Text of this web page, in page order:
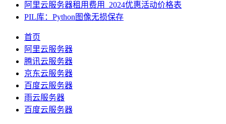
阿里云服务器租用费用_2024优惠活动价格表
PIL库：Python图像无损保存
首页
阿里云服务器
腾讯云服务器
京东云服务器
百度云服务器
雨云服务器
百度云服务器